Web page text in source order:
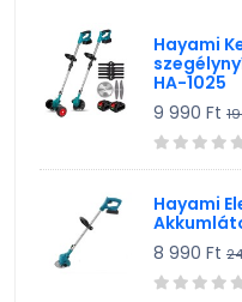
Hayami
HA-1025
9 990 Ft
Hayami
8 990 Ft